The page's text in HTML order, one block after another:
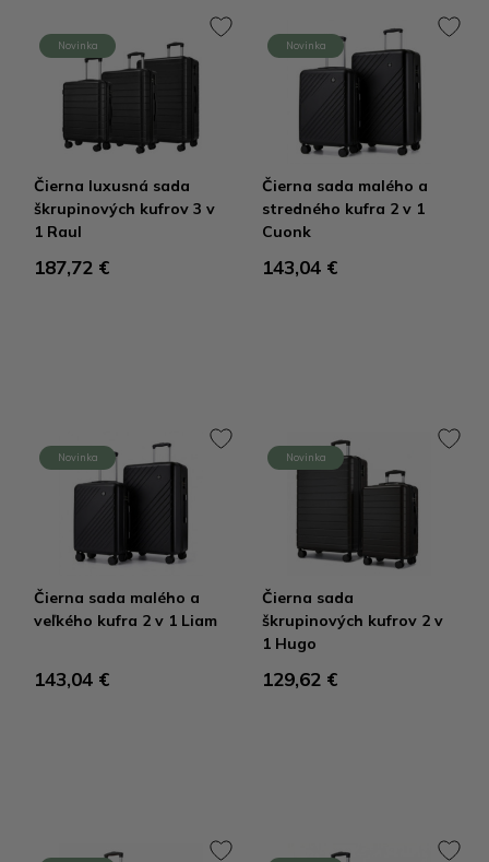
Novinka
Čierna luxusná sada
škrupinových kufrov 3 v
1 Raul
187,72 €
Novinka
Čierna sada malého a
stredného kufra 2 v 1
Cuonk
143,04 €
Novinka
Čierna sada malého a
veľkého kufra 2 v 1 Liam
143,04 €
Novinka
Čierna sada
škrupinových kufrov 2 v
1 Hugo
129,62 €